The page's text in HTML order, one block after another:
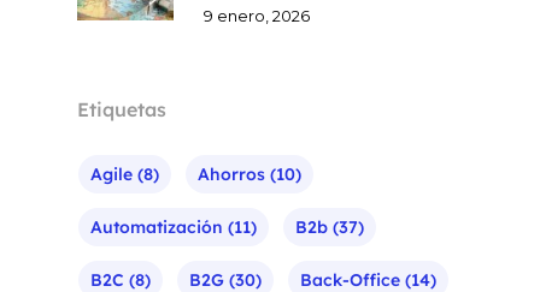
9 enero, 2026
Etiquetas
Agile (8) Ahorros (10)
Automatización (11) B2b (37)
B2C (8) B2G (30) Back-Office (14)